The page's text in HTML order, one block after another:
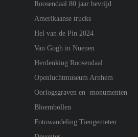
Roosendaal 80 jaar bevrijd
Amerikaanse trucks
Hel van de Pin 2024
Van Gogh in Nuenen
Herdenking Roosendaal
Openluchtmuseum Arnhem
Oorlogsgraven en -monumenten
Bloembollen
Fotowandeling Tiengemeten